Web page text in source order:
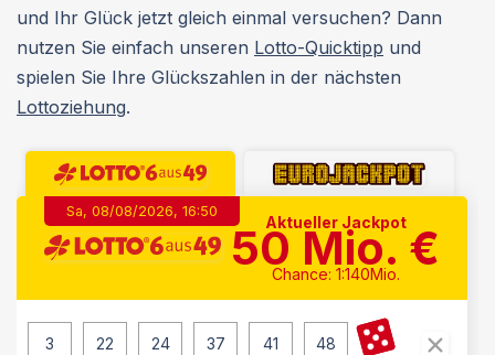
und Ihr Glück jetzt gleich einmal versuchen? Dann
nutzen Sie einfach unseren Lotto-Quicktipp und
spielen Sie Ihre Glückszahlen in der nächsten
Lottoziehung.
Sa, 08/08/2026, 16:50
Aktueller Jackpot
50 Mio. €
Chance: 1:140Mio.